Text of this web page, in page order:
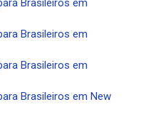
Brasileiros em
Brasileiros em
Brasileiros em
Brasileiros em New